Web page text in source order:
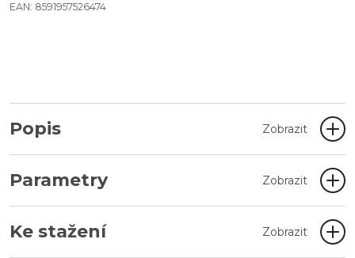
EAN: 8591957526474
Popis Zobrazit
Parametry Zobrazit
Ke stažení Zobrazit